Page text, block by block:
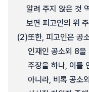
알려 주지 않은 것
보면 피고인의 위
(2)또한, 피고인은 공
인재인 공소외 8을
주장을 하나, 이를
아니라, 비록 공소